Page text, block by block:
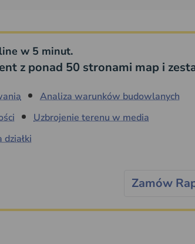
w 5 minut.
z ponad 50 stronami map i
Analiza warunków budowlanych
Uzbrojenie terenu w media
Zamów